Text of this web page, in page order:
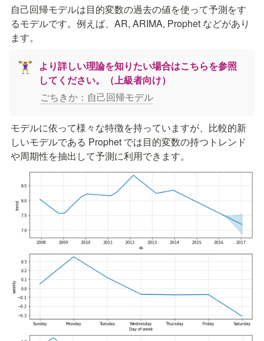
自己回帰モデルは目的変数の過去の値を使って予測をす
るモデルです。例えば、AR, ARIMA, Prophet などがあり
ます。
🏋️‍♀️ より詳しい理論を知りたい場合はこちらを参照
してください。（上級者向け）
ごちきか：自己回帰モデル
モデルに依って様々な特徴を持っていますが、比較的新
しいモデルである Prophet では目的変数の持つトレンド
や周期性を抽出して予測に利用できます。